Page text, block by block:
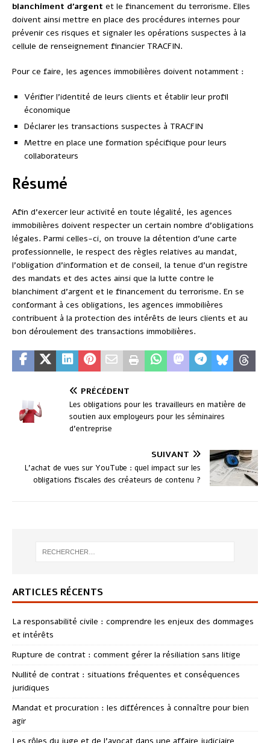
blanchiment d’argent et le financement du terrorisme. Elles
doivent ainsi mettre en place des procédures internes pour
prévenir ces risques et signaler les opérations suspectes à la
cellule de renseignement financier TRACFIN.
Pour ce faire, les agences immobilières doivent notamment :
Vérifier l’identité de leurs clients et établir leur profil
économique
Déclarer les transactions suspectes à TRACFIN
Mettre en place une formation spécifique pour leurs
collaborateurs
Résumé
Afin d’exercer leur activité en toute légalité, les agences
immobilières doivent respecter un certain nombre d’obligations
légales. Parmi celles-ci, on trouve la détention d’une carte
professionnelle, le respect des règles relatives au mandat,
l’obligation d’information et de conseil, la tenue d’un registre
des mandats et des actes ainsi que la lutte contre le
blanchiment d’argent et le financement du terrorisme. En se
conformant à ces obligations, les agences immobilières
contribuent à la protection des intérêts de leurs clients et au
bon déroulement des transactions immobilières.
PRÉCÉDENT
Les obligations pour les travailleurs en matière de
soutien aux employeurs pour les séminaires
d’entreprise
SUIVANT
L’achat de vues sur YouTube : quel impact sur les
obligations fiscales des créateurs de contenu ?
ARTICLES RÉCENTS
La responsabilité civile : comprendre les enjeux des dommages
et intérêts
Rupture de contrat : comment gérer la résiliation sans litige
Nullité de contrat : situations fréquentes et conséquences
juridiques
Mandat et procuration : les différences à connaître pour bien
agir